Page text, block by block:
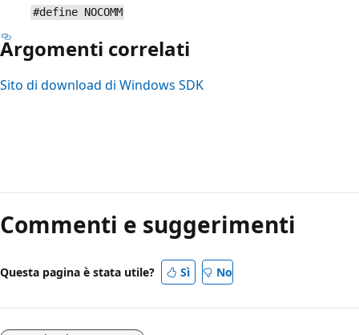
#define NOCOMM
Argomenti correlati
Sito di download di Windows SDK
Commenti e suggerimenti
Questa pagina è stata utile? Sì No